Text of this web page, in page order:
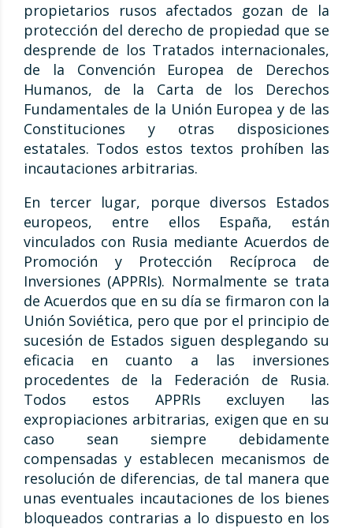
propietarios rusos afectados gozan de la
protección del derecho de propiedad que se
desprende de los Tratados internacionales,
de la Convención Europea de Derechos
Humanos, de la Carta de los Derechos
Fundamentales de la Unión Europea y de las
Constituciones y otras disposiciones
estatales. Todos estos textos prohíben las
incautaciones arbitrarias.
En tercer lugar, porque diversos Estados
europeos, entre ellos España, están
vinculados con Rusia mediante Acuerdos de
Promoción y Protección Recíproca de
Inversiones (APPRIs). Normalmente se trata
de Acuerdos que en su día se firmaron con la
Unión Soviética, pero que por el principio de
sucesión de Estados siguen desplegando su
eficacia en cuanto a las inversiones
procedentes de la Federación de Rusia.
Todos estos APPRIs excluyen las
expropiaciones arbitrarias, exigen que en su
caso sean siempre debidamente
compensadas y establecen mecanismos de
resolución de diferencias, de tal manera que
unas eventuales incautaciones de los bienes
bloqueados contrarias a lo dispuesto en los